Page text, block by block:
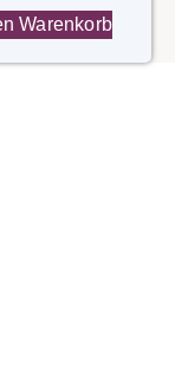
Warenkorb